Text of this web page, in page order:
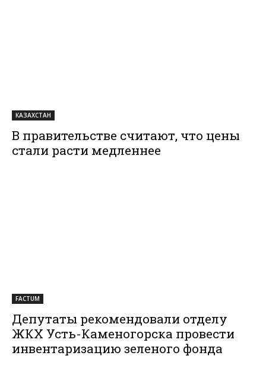
КАЗАХСТАН
В правительстве считают, что цены
стали расти медленнее
FACTUM
Депутаты рекомендовали отделу
ЖКХ Усть-Каменогорска провести
инвентаризацию зеленого фонда